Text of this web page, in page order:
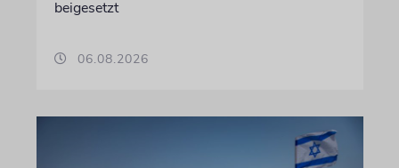
beigesetzt
06.08.2026